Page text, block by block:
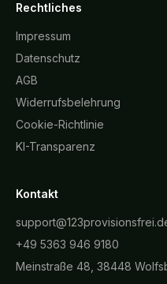
Rechtliches
Impressum
Datenschutz
AGB
Widerrufsbelehrung
Cookie-Richtlinie
KI-Transparenz
Kontakt
+49 5363 946 9180
Meinstraße 48, 38448